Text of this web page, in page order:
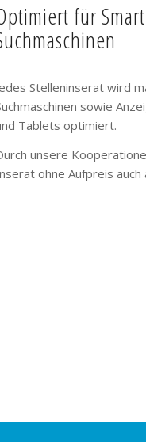
für
Stelleninserat wird
sowie
Tablets optimiert.
unsere
ohne Aufpreis